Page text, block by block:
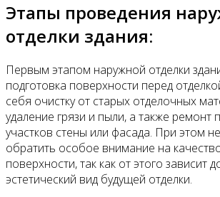
Этапы проведения
отделки здания:
Первым этапом наружной отделки
подготовка поверхности перед
себя очистку от старых отделочных
удаление грязи и пыли, а также ремонт
участков стены или фасада. При этом
обратить особое внимание на
поверхности, так как от этого зависит
эстетический вид будущей отделки.